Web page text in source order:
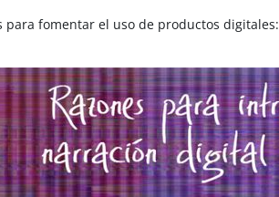
fomentar el uso de productos digitales: